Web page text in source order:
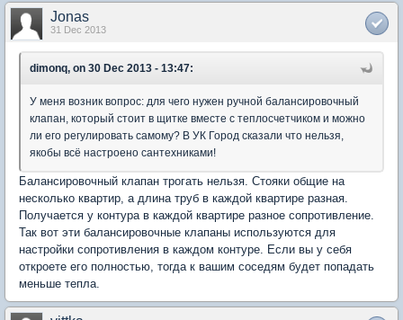
Jonas
31 Dec 2013
dimonq, on 30 Dec 2013 - 13:47:
У меня возник вопрос: для чего нужен ручной балансировочный
клапан, который стоит в щитке вместе с теплосчетчиком и можно
ли его регулировать самому? В УК Город сказали что нельзя,
якобы всё настроено сантехниками!
Балансировочный клапан трогать нельзя. Стояки общие на
несколько квартир, а длина труб в каждой квартире разная.
Получается у контура в каждой квартире разное сопротивление.
Так вот эти балансировочные клапаны используются для
настройки сопротивления в каждом контуре. Если вы у себя
откроете его полностью, тогда к вашим соседям будет попадать
меньше тепла.